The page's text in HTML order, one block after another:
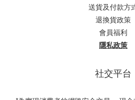
送貨及付款方
退換貨政策
會員福利
隱私政策
社交平台